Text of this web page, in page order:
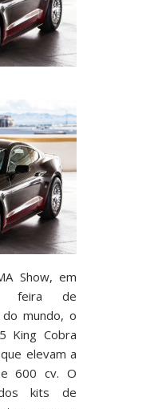
Show, em
feira de
do mundo, o
King Cobra
elevam a
600 cv. O
kits de